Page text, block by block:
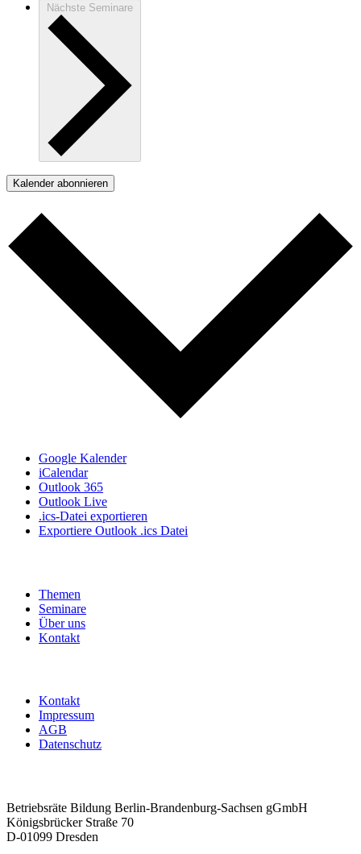
Nächste Seminare
Kalender abonnieren
Google Kalender
iCalendar
Outlook 365
Outlook Live
.ics-Datei exportieren
Exportiere Outlook .ics Datei
Themen
Seminare
Über uns
Kontakt
Kontakt
Impressum
AGB
Datenschutz
Betriebsräte Bildung Berlin-Brandenburg-Sachsen gGmbH
Königsbrücker Straße 70
D-01099 Dresden